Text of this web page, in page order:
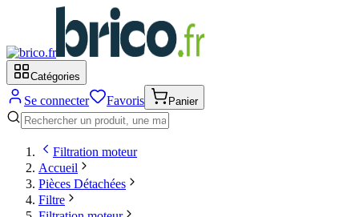
Catégories
Se connecter Favoris Panier
Filtration moteur
Accueil
Pièces Détachées
Filtre